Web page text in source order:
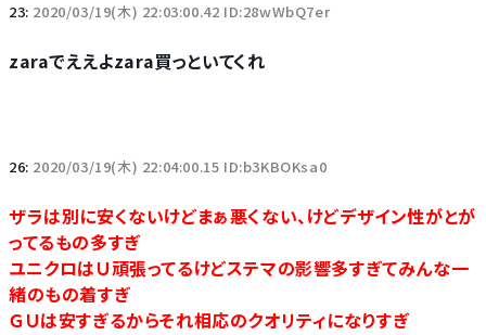
23: 2020/03/19(木) 22:03:00.42 ID:28wWbQ7er
zaraでええよzara買っといてくれ
26: 2020/03/19(木) 22:04:00.15 ID:b3KBOKsa0
ザラは別に安くないけどまぁ悪くない、けどデザイン性がとが
ってるもの多すぎ
ユニクロはＵ頑張ってるけどステマの影響多すぎてみんな一
緒のもの着すぎ
ＧＵは安すぎるからそれ相応のクオリティになりすぎ